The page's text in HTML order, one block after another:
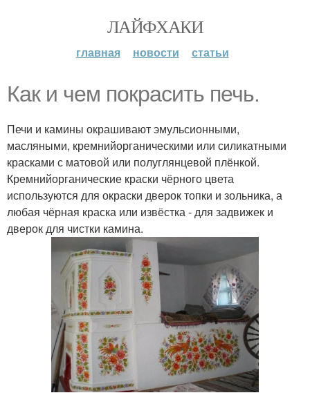
ЛАЙФХАКИ
главная новости статьи
Как и чем покрасить печь.
Печи и камины окрашивают эмульсионными,
масляными, кремнийорганическими или силикатными
красками с матовой или полуглянцевой плёнкой.
Кремнийорганические краски чёрного цвета
используются для окраски дверок топки и зольника, а
любая чёрная краска или извёстка - для задвижек и
дверок для чистки камина.